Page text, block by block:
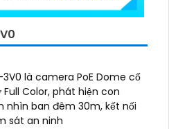
3V0 là camera PoE Dome cố
Color, phát hiện con
nhìn ban đêm 30m, kết nối
sát an ninh